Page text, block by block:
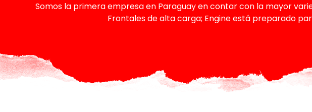
Somos la primera empresa en Paraguay en contar con la mayor
Frontales de alta carga; Engine está preparado